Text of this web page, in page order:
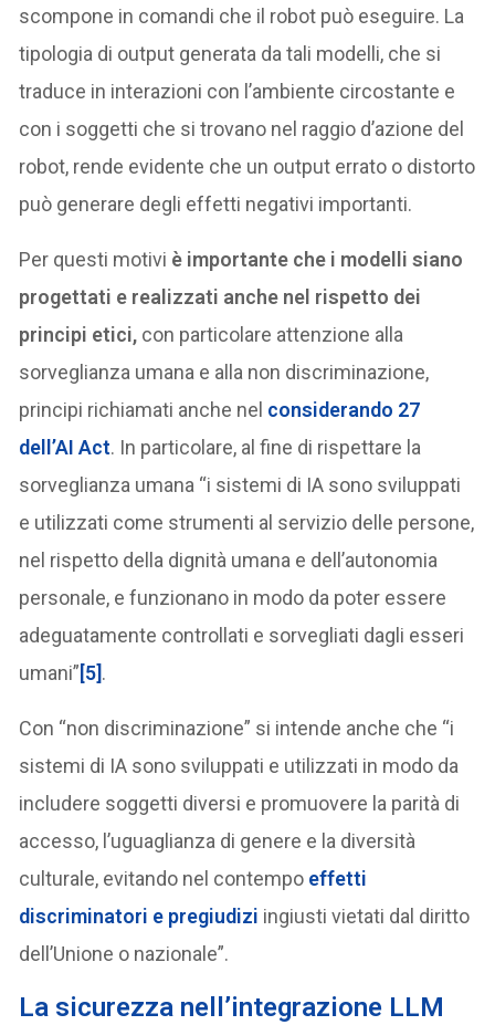
scompone in comandi che il robot può eseguire. La
tipologia di output generata da tali modelli, che si
traduce in interazioni con l’ambiente circostante e
con i soggetti che si trovano nel raggio d’azione del
robot, rende evidente che un output errato o distorto
può generare degli effetti negativi importanti.
Per questi motivi è importante che i modelli siano
progettati e realizzati anche nel rispetto dei
principi etici, con particolare attenzione alla
sorveglianza umana e alla non discriminazione,
principi richiamati anche nel considerando 27
dell’AI Act. In particolare, al fine di rispettare la
sorveglianza umana “i sistemi di IA sono sviluppati
e utilizzati come strumenti al servizio delle persone,
nel rispetto della dignità umana e dell’autonomia
personale, e funzionano in modo da poter essere
adeguatamente controllati e sorvegliati dagli esseri
umani”[5].
Con “non discriminazione” si intende anche che “i
sistemi di IA sono sviluppati e utilizzati in modo da
includere soggetti diversi e promuovere la parità di
accesso, l’uguaglianza di genere e la diversità
culturale, evitando nel contempo effetti
discriminatori e pregiudizi ingiusti vietati dal diritto
dell’Unione o nazionale”.
La sicurezza nell’integrazione LLM